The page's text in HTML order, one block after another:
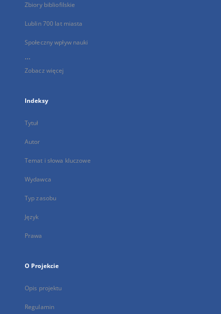
Zbiory bibliofilskie
Lublin 700 lat miasta
Społeczny wpływ nauki
...
Zobacz więcej
Indeksy
Tytuł
Autor
Temat i słowa kluczowe
Wydawca
Typ zasobu
Język
Prawa
O Projekcie
Opis projektu
Regulamin